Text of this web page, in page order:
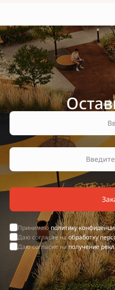
Принимаю политику
Даю согласие наобработку
Даю согласие наполучение